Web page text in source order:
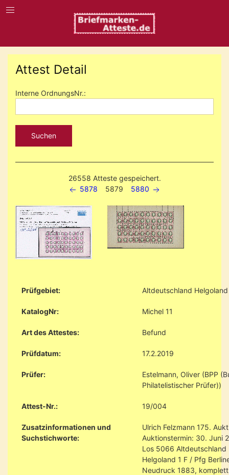
Attest Detail
Interne OrdnungsNr.:
Suchen
26558 Atteste gespeichert.
5878
5879 5880
Prüfgebiet: Altdeutschland Helgoland
KatalogNr: Michel 11
Art des Attestes: Befund
Prüfdatum: 17.2.2019
Prüfer:
Estelmann, Oliver (BPP
Philatelistischer Prüfer))
Attest-Nr.: 19/004
Zusatzinformationen und
Suchstichworte:
Ulrich Felzmann 175.
Auktionstermin: 30. Juni
Los 5066 Altdeutschland
Helgoland 1 F / Pfg
Neudruck 1883,